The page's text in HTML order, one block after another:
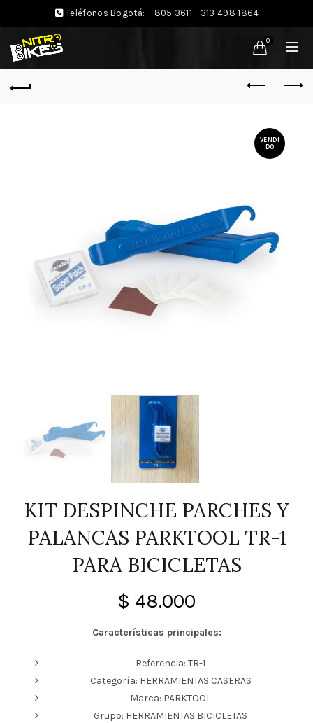
Teléfonos Bogotá: 805 3611 - 313 498 1864
0
VENDI
DO
KIT DESPINCHE PARCHES Y
PALANCAS PARKTOOL TR-1
PARA BICICLETAS
$ 48.000
Características principales:
Referencia: TR-1
Categoría: HERRAMIENTAS CASERAS
Marca: PARKTOOL
Grupo: HERRAMIENTAS BICICLETAS